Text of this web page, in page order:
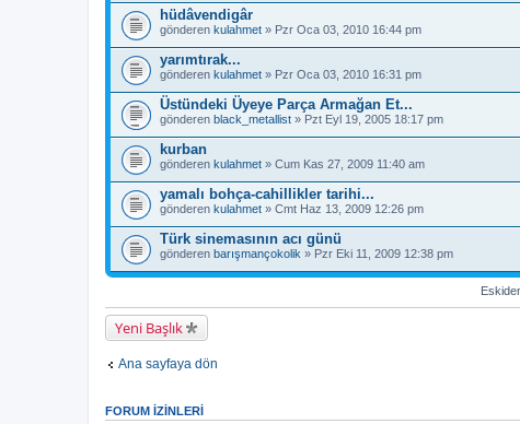
hüdâvendigâr
gönderen kulahmet » Pzr Oca 03, 2010 16:44 pm
yarımtırak...
gönderen kulahmet » Pzr Oca 03, 2010 16:31 pm
Üstündeki Üyeye Parça Armağan Et...
gönderen black_metallist » Pzt Eyl 19, 2005 18:17 pm
kurban
gönderen kulahmet » Cum Kas 27, 2009 11:40 am
yamalı bohça-cahillikler tarihi...
gönderen kulahmet » Cmt Haz 13, 2009 12:26 pm
Türk sinemasının acı günü
gönderen barışmançokolik » Pzr Eki 11, 2009 12:38 pm
Yeni Başlık
Ana sayfaya dön
FORUM IZINLERI